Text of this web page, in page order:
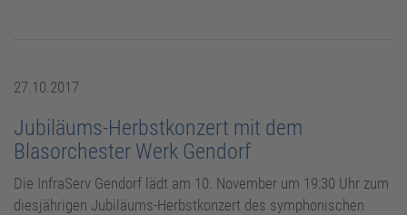
27.10.2017
Jubiläums-Herbstkonzert mit dem
Blasorchester Werk Gendorf
Die InfraServ Gendorf lädt am 10. November um 19:30 Uhr zum
diesjährigen Jubiläums-Herbstkonzert des symphonischen